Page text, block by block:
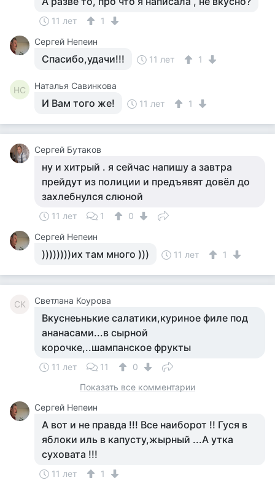
11 лет
1
Сергей Непеин
Спасибо,удачи!!! 11 лет 1
НС Наталья Савинкова
И Вам того же! 11 лет 1
Сергей Бутаков
ну и хитрый . я сейчас напишу а завтра
прейдут из полиции и предъявят довёл до
захлебнулся слюной
11 лет 1
0
Сергей Непеин
))))))))их там много ))) 11 лет 1
СК Светлана Коурова
Вкуснеьнькие салатики,куриное филе под
ананасами...в сырной
корочке,..шампанское фрукты
11 лет 11
0
Показать все комментарии
Сергей Непеин
А вот и не правда !!! Все наиборот !! Гуся в
яблоки иль в капусту,жырный ...А утка
суховата !!!
11 лет 1